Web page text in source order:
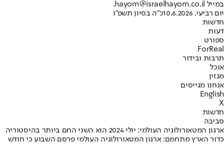
במייל hayom@israelhayom.co.il.
יום רביעי, 10.6.2026
כ"ה בסיון תשפ"ו
חדשות
דעות
ספורט
ForReal
תרבות ובידור
אוכל
מגזין
אנחנו מגייסים
English
X
חדשות
סביבה
ארגון המטאורולוגיה העולמי: יולי 2024 הוא השני החם ביותר בהיסטוריה
כדור הארץ מתחמם: ארגון המטאורולוגיה העולמי פרסם השבוע כי חודש